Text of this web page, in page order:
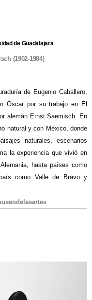
de Guadalajara
(1902-1984)
de Eugenio Caballero,
Óscar por su trabajo en El
alemán Ernst Saemisch. En
natural y con México, donde
naturales, escenarios
la experiencia que vivió en
hasta países como
como Valle de Bravo y